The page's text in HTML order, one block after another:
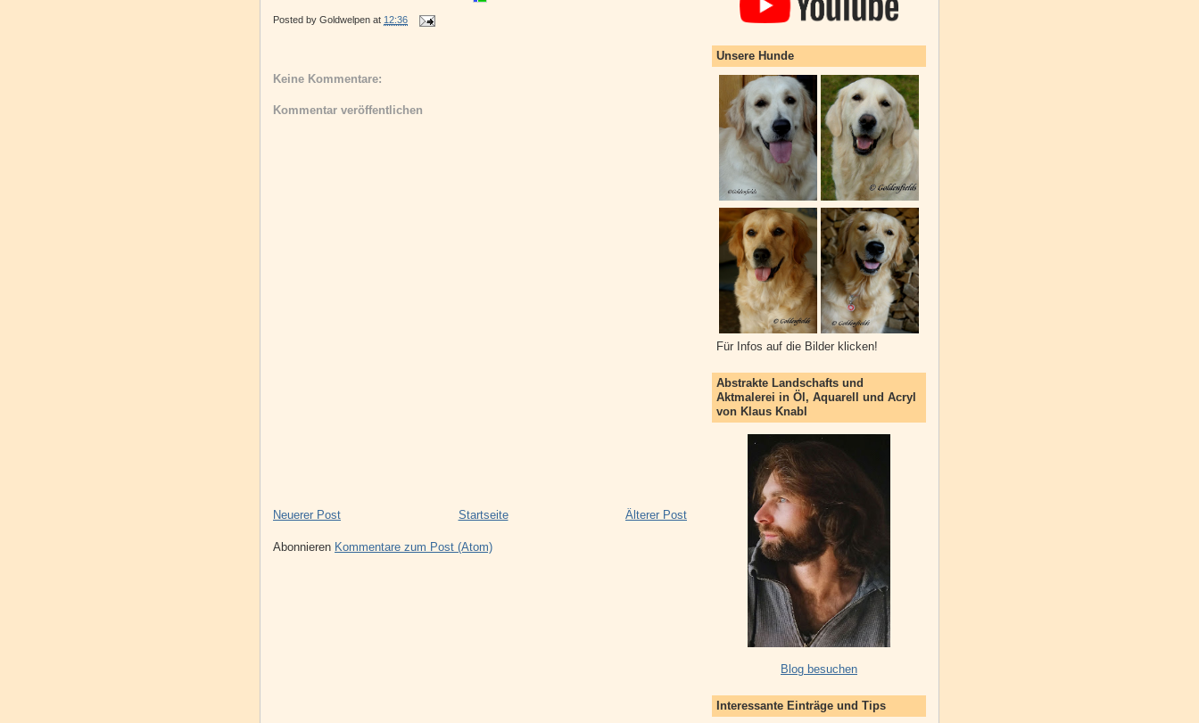
Posted by Goldwelpen at 12:36
Keine Kommentare:
Kommentar veröffentlichen
Neuerer Post Älterer Post
Startseite
Abonnieren Kommentare zum Post (Atom)
Unsere Hunde
Für Infos auf die Bilder klicken!
Abstrakte Landschafts und
Aktmalerei in Öl, Aquarell und Acryl
von Klaus Knabl
Blog besuchen
Interessante Einträge und Tips